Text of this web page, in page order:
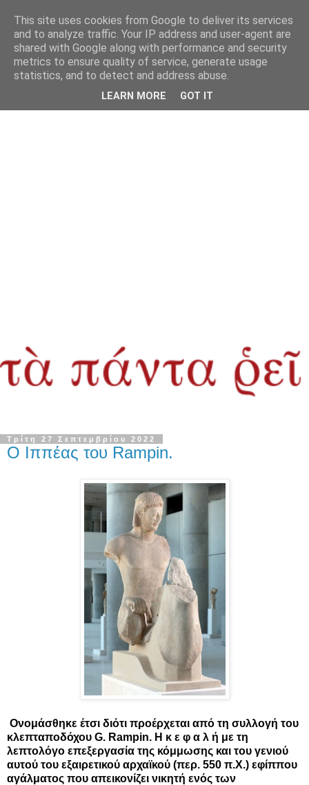
Τρίτη 27 Σεπτεμβρίου 2022
Ο Ιππέας του Rampin.
Ονομάσθηκε έτσι διότι προέρχεται από τη συλλογή του
κλεπταποδόχου G. Rampin. Η κ ε φ α λ ή με τη
λεπτολόγο επεξεργασία της κόμμωσης και του γενιού
αυτού του εξαιρετικού αρχαϊκού (περ. 550 π.Χ.) εφίππου
αγάλματος που απεικονίζει νικητή ενός των
This site uses cookies from Google to deliver its services
and to analyze traffic. Your IP address and user-agent are
shared with Google along with performance and security
metrics to ensure quality of service, generate usage
statistics, and to detect and address abuse.
LEARN MORE GOT IT